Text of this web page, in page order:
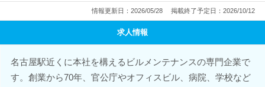
情報更新日：2026/05/28 掲載終了予定日：2026/10/12
求人情報
名古屋駅近くに本社を構えるビルメンテナンスの専門企業で
す。創業から70年、官公庁やオフィスビル、病院、学校など